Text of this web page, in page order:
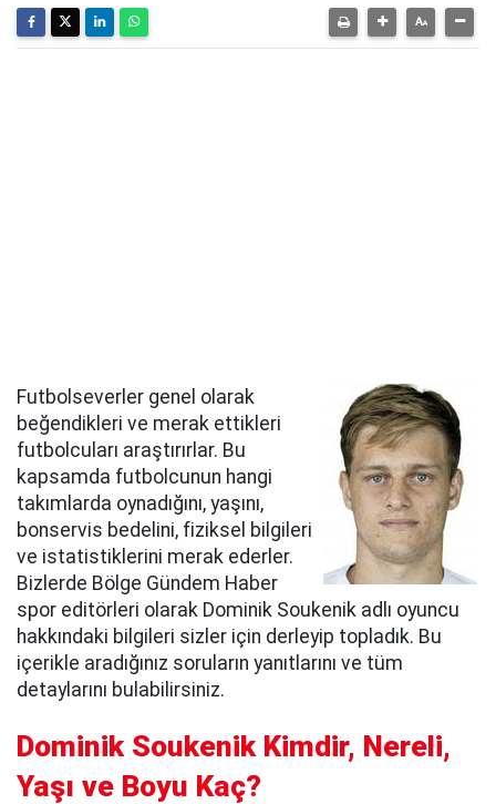
Futbolseverler genel olarak
beğendikleri ve merak ettikleri
futbolcuları araştırırlar. Bu
kapsamda futbolcunun hangi
takımlarda oynadığını, yaşını,
bonservis bedelini, fiziksel bilgileri
ve istatistiklerini merak ederler.
Bizlerde Bölge Gündem Haber
spor editörleri olarak Dominik Soukenik adlı oyuncu
hakkındaki bilgileri sizler için derleyip topladık. Bu
içerikle aradığınız soruların yanıtlarını ve tüm
detaylarını bulabilirsiniz.
Dominik Soukenik Kimdir, Nereli,
Yaşı ve Boyu Kaç?